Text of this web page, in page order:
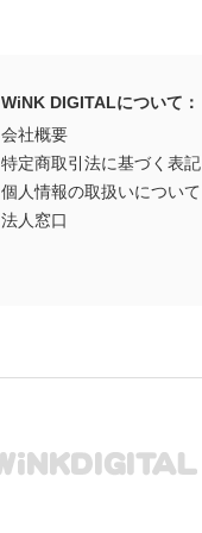
WiNK DIGITALについて：
会社概要
特定商取引法に基づく表記
個人情報の取扱いについて
法人窓口